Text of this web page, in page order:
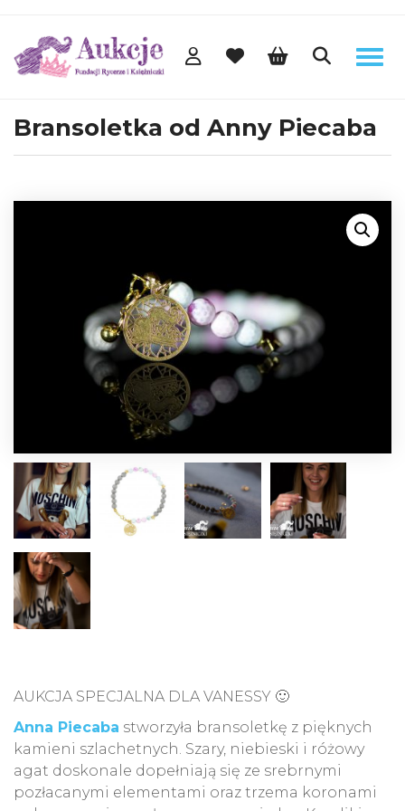
Bransoletka od Anny Piecaba
AUKCJA SPECJALNA DLA VANESSY 🙂
Anna Piecaba stworzyła bransoletkę z pięknych
kamieni szlachetnych. Szary, niebieski i różowy
agat doskonale dopełniają się ze srebrnymi
pozłacanymi elementami oraz trzema koronami